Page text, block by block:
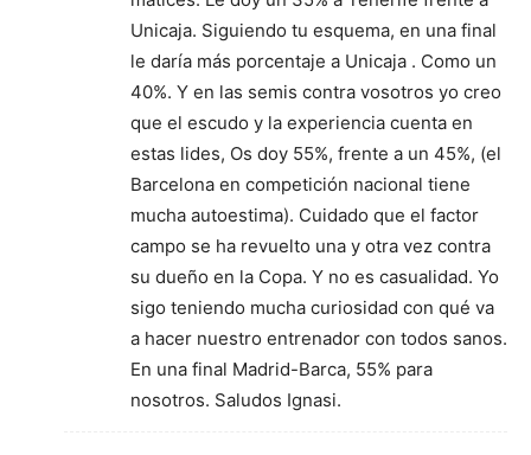
Unicaja. Siguiendo tu esquema, en una final
le daría más porcentaje a Unicaja . Como un
40%. Y en las semis contra vosotros yo creo
que el escudo y la experiencia cuenta en
estas lides, Os doy 55%, frente a un 45%, (el
Barcelona en competición nacional tiene
mucha autoestima). Cuidado que el factor
campo se ha revuelto una y otra vez contra
su dueño en la Copa. Y no es casualidad. Yo
sigo teniendo mucha curiosidad con qué va
a hacer nuestro entrenador con todos sanos.
En una final Madrid-Barca, 55% para
nosotros. Saludos Ignasi.